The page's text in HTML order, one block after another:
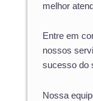
melhor
Entre em
nossos
sucesso do
Nossa